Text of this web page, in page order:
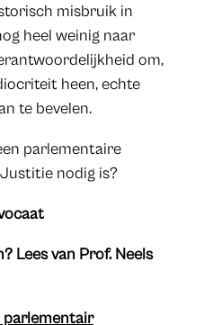
misbruik in
heel weinig naar
om,
heen, echte
te bevelen.
parlementaire
nodig is?
Lees van Prof. Neels
parlementair